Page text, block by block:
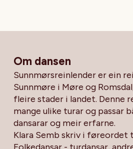
Om dansen
Sunnmørsreinlender er ein
Sunnmøre i Møre og
fleire stader i landet. Denne
mange ulike turar og passar
dansarar og meir erfarne.
Klara Semb skriv i føreordet